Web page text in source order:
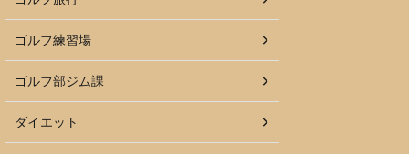
ゴルフ練習場
ゴルフ部ジム課
ダイエット